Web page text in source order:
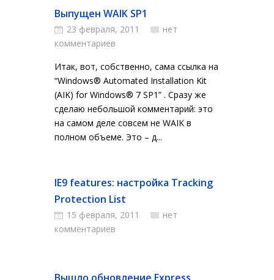
Выпущен WAIK SP1
23 февраля, 2011
нет
комментариев
Итак, вот, собственно, сама ссылка на
“Windows® Automated Installation Kit
(AIK) for Windows® 7 SP1” . Сразу же
сделаю небольшой комментарий: это
на самом деле совсем не WAIK в
полном объеме. Это – д...
IE9 features: настройка Tracking
Protection List
15 февраля, 2011
нет
комментариев